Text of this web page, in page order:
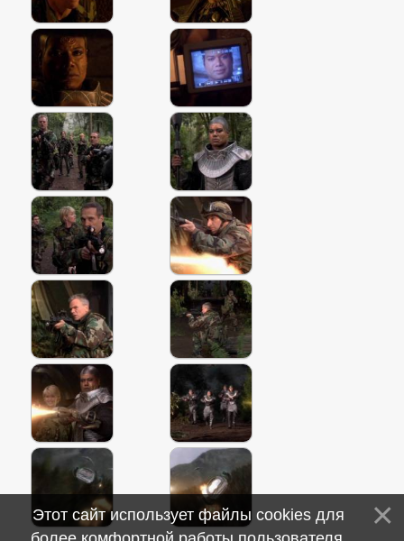
Этот сайт использует файлы cookies для